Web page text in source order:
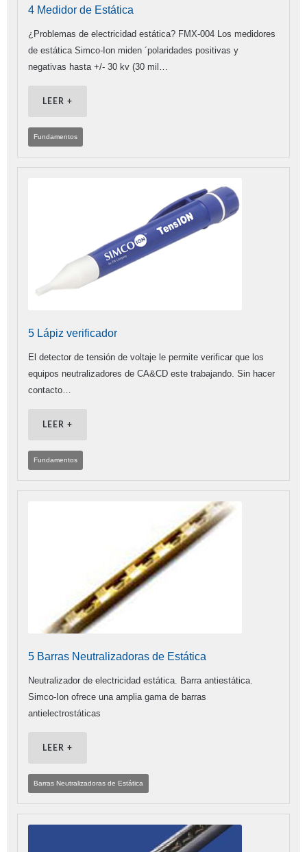
4 Medidor de Estática
¿Problemas de electricidad estática? FMX-004 Los medidores
de estática Simco-Ion miden ´polaridades positivas y
negativas hasta +/- 30 kv (30 mil…
LEER +
Fundamentos
5 Lápiz verificador
El detector de tensión de voltaje le permite verificar que los
equipos neutralizadores de CA&CD este trabajando. Sin hacer
contacto…
LEER +
Fundamentos
5 Barras Neutralizadoras de Estática
Neutralizador de electricidad estática. Barra antiestática.
Simco-Ion ofrece una amplia gama de barras
antielectrostáticas
LEER +
Barras Neutralizadoras de Estática